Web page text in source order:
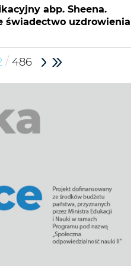
abp. Sheena.
świadectwo uzdrowienia
/ 486